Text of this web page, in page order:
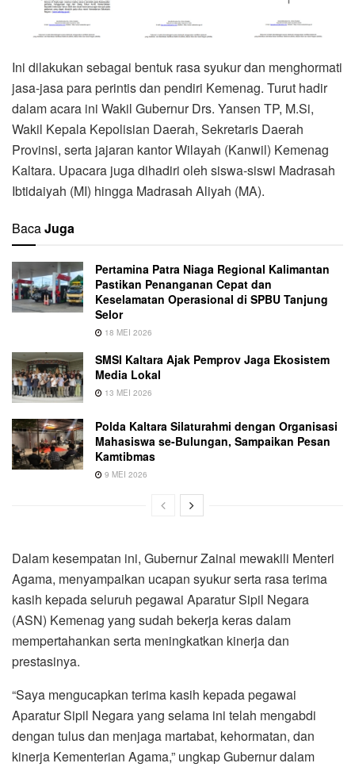
Ini dilakukan sebagai bentuk rasa syukur dan menghormati
jasa-jasa para perintis dan pendiri Kemenag. Turut hadir
dalam acara ini Wakil Gubernur Drs. Yansen TP, M.Si,
Wakil Kepala Kepolisian Daerah, Sekretaris Daerah
Provinsi, serta jajaran kantor Wilayah (Kanwil) Kemenag
Kaltara. Upacara juga dihadiri oleh siswa-siswi Madrasah
Ibtidaiyah (MI) hingga Madrasah Aliyah (MA).
BacaJuga
Pertamina Patra Niaga Regional Kalimantan
Pastikan Penanganan Cepat dan
Keselamatan Operasional di SPBU Tanjung
Selor
18 MEI 2026
SMSI Kaltara Ajak Pemprov Jaga Ekosistem
Media Lokal
13 MEI 2026
Polda Kaltara Silaturahmi dengan Organisasi
Mahasiswa se-Bulungan, Sampaikan Pesan
Kamtibmas
9 MEI 2026
Dalam kesempatan ini, Gubernur Zainal mewakili Menteri
Agama, menyampaikan ucapan syukur serta rasa terima
kasih kepada seluruh pegawai Aparatur Sipil Negara
(ASN) Kemenag yang sudah bekerja keras dalam
mempertahankan serta meningkatkan kinerja dan
prestasinya.
“Saya mengucapkan terima kasih kepada pegawai
Aparatur Sipil Negara yang selama ini telah mengabdi
dengan tulus dan menjaga martabat, kehormatan, dan
kinerja Kementerian Agama,” ungkap Gubernur dalam